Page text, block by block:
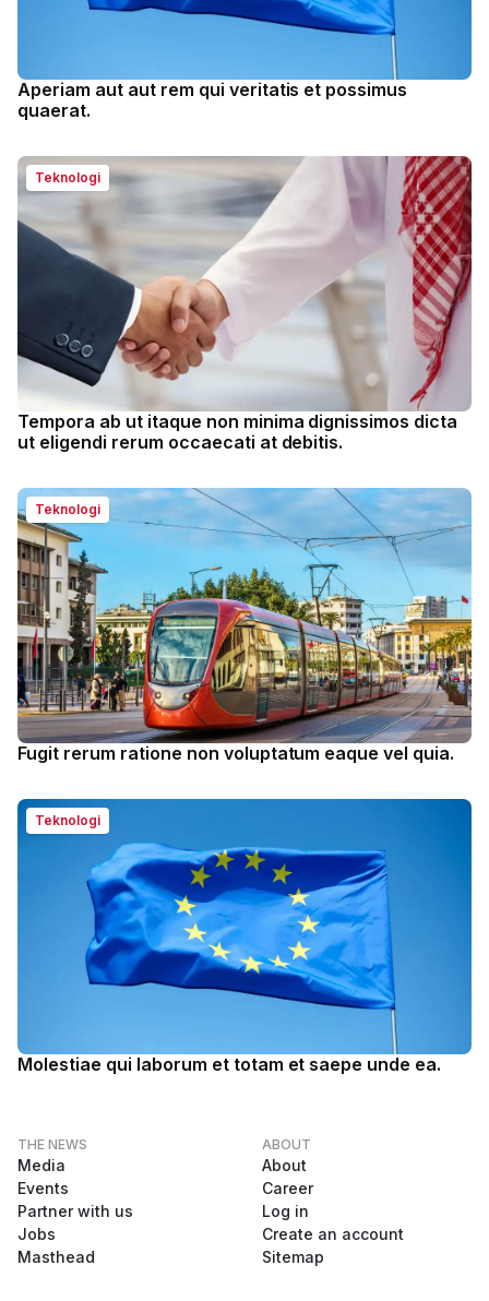
Aperiam aut aut rem qui veritatis et possimus
quaerat.
Teknologi
Tempora ab ut itaque non minima dignissimos dicta
ut eligendi rerum occaecati at debitis.
Teknologi
Fugit rerum ratione non voluptatum eaque vel quia.
Teknologi
Molestiae qui laborum et totam et saepe unde ea.
THE NEWS
Media
Events
Partner with us
Jobs
Masthead
ABOUT
About
Career
Log in
Create an account
Sitemap